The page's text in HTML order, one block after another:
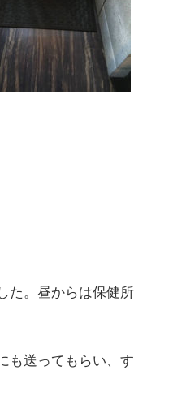
た。昼からは保健所
も送ってもらい、す